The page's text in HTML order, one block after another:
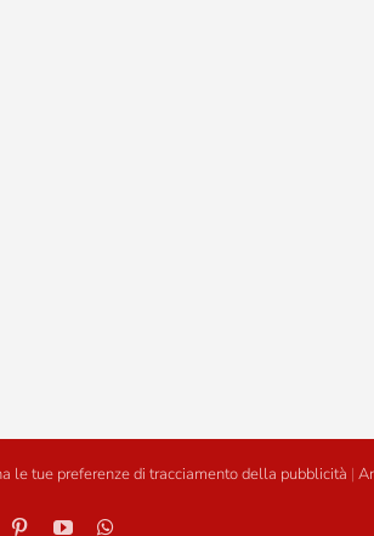
le tue preferenze di tracciamento della pubblicità |
PinterestYouTube